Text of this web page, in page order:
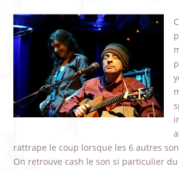
rattrape le coup lorsque les 6 autres
On retrouve cash le son si particulier